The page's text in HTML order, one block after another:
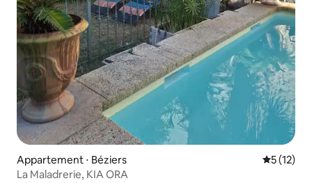
Appartement ⋅ Béziers
5 (12)
La Maladrerie, KIA ORA